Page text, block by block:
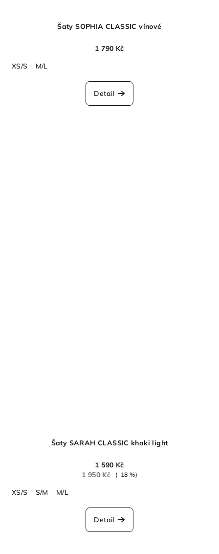
Šaty SOPHIA CLASSIC vínové
1 790 Kč
XS/S
M/L
Detail
Šaty SARAH CLASSIC khaki light
1 590 Kč
1 950 Kč
(–18 %)
XS/S S/M M/L
Detail